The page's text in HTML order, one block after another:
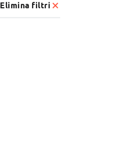
Elimina filtri